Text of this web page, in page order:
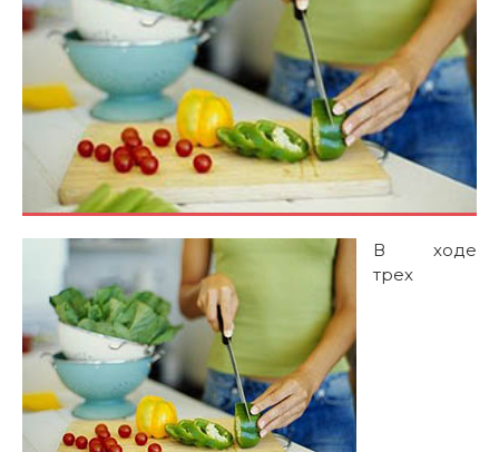
В ходе
трех